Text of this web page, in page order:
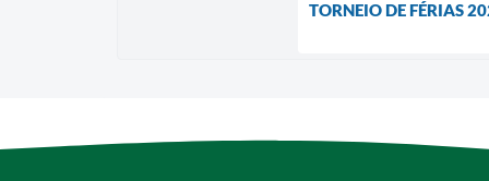
TORNEIO DE FÉRIAS